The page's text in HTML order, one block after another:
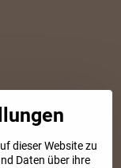
dieser Website zu
Daten über ihre